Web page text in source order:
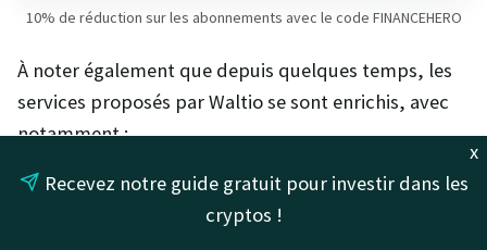
10% de réduction sur les abonnements avec le code FINANCEHERO
À noter également que depuis quelques temps, les
services proposés par Waltio se sont enrichis, avec
notamment :
Un suivi de portefeuille, qui agrège les
données de vos différentes plateformes crypto
x
Recevez notre guide gratuit pour investir dans les
cryptos !